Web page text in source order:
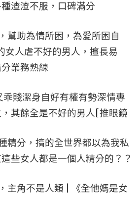
渣渣不服，口碑滿分
幫助為情所困，為愛所困自
人虐不好的男人，擅長易
業務熟練
賤潔身自好有權有勢深情專
其餘全是不好的男人[推眼鏡
精分，搞的全世界都以為我私
些女人都是一個人精分的？？
主角不是人類 | 《全他媽是女